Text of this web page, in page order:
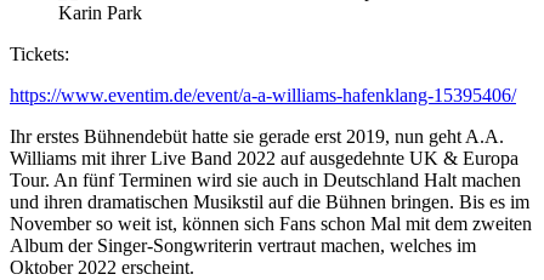
Tickets:
https://www.eventim.de/event/a-a-williams-hafenklang-15395406/
Ihr erstes Bühnendebüt hatte sie gerade erst 2019, nun geht A.A.
Williams mit ihrer Live Band 2022 auf ausgedehnte UK & Europa
Tour. An fünf Terminen wird sie auch in Deutschland Halt machen
und ihren dramatischen Musikstil auf die Bühnen bringen. Bis es im
November so weit ist, können sich Fans schon Mal mit dem zweiten
Album der Singer-Songwriterin vertraut machen, welches im
Oktober 2022 erscheint.